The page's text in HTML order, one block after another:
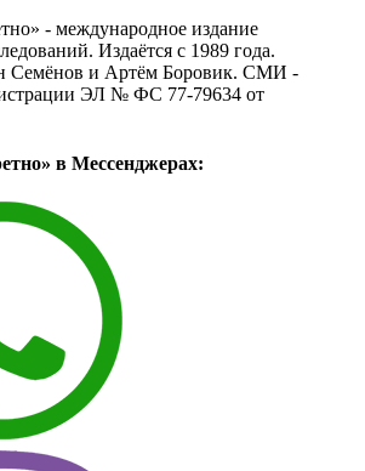
- международное издание
Издаётся с 1989 года.
Семёнов и Артём Боровик. CМИ -
ЭЛ № ФС 77-79634 от
в Мессенджерах: